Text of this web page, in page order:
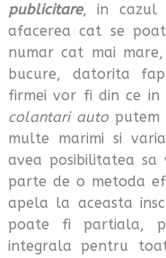
publicitare, in cazul
afacerea cat se
numar cat mai
bucure, datorita
firmei vor fi din ce in
colantari autoputem
multe marimi si
avea posibilitatea sa
parte de o metoda
apela la aceasta
poate fi partiala,
integrala pentru